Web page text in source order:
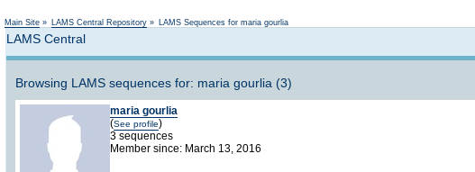
Main Site » LAMS Central Repository » LAMS Sequences for maria gourlia
LAMS Central
Browsing LAMS sequences for: maria gourlia (3)
maria gourlia
(See profile)
3 sequences
Member since: March 13, 2016